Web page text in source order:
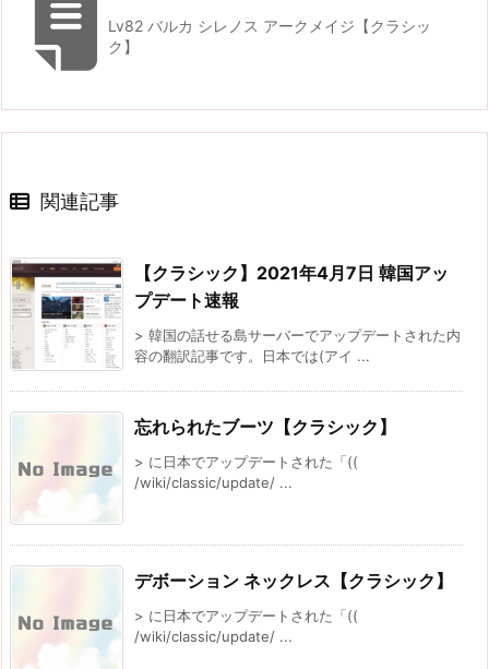
Lv82 バルカ シレノス アークメイジ【クラシッ
ク】
関連記事
【クラシック】2021年4月7日 韓国アッ
プデート速報
> 韓国の話せる島サーバーでアップデートされた内
容の翻訳記事です。日本では(アイ ...
忘れられたブーツ【クラシック】
> に日本でアップデートされた「((
/wiki/classic/update/ ...
デボーション ネックレス【クラシック】
> に日本でアップデートされた「((
/wiki/classic/update/ ...